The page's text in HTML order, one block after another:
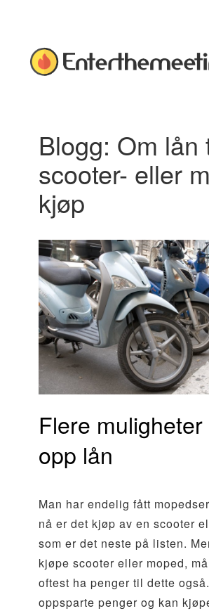
Om
Enterthemeeting.com
Blogg: Om lån
scooter- eller
kjøp
Flere
opp lån
Man har endelig fått
nå er det kjøp av en scooter
som er det neste på listen.
kjøpe scooter eller moped,
oftest ha penger til dette
oppsparte penger og kan